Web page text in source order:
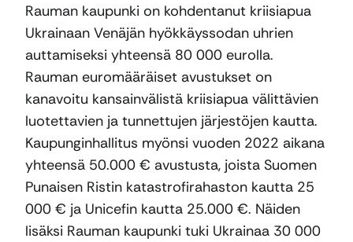
Rauman kaupunki on kohdentanut kriisiapua
Ukrainaan Venäjän hyökkäyssodan uhrien
auttamiseksi yhteensä 80 000 eurolla.
Rauman euromääräiset avustukset on
kanavoitu kansainvälistä kriisiapua välittävien
luotettavien ja tunnettujen järjestöjen kautta.
Kaupunginhallitus myönsi vuoden 2022 aikana
yhteensä 50.000 € avustusta, joista Suomen
Punaisen Ristin katastrofirahaston kautta 25
000 € ja Unicefin kautta 25.000 €. Näiden
lisäksi Rauman kaupunki tuki Ukrainaa 30 000